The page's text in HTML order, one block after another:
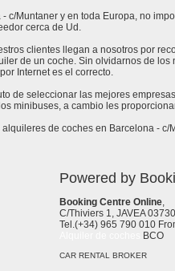
c/Muntaner y en toda Europa, no
cerca de Ud.
clientes llegan a nosotros por
de un coche. Sin olvidarnos de
Internet es el correcto.
de seleccionar las mejores
minibuses, a cambio les
de coches en Barcelona -
Powered by
Booking Centre Online,
C/Thiviers 1, JAVEA
Tel.(+34) 965 790 010
BCO
CAR RENTAL BROKER